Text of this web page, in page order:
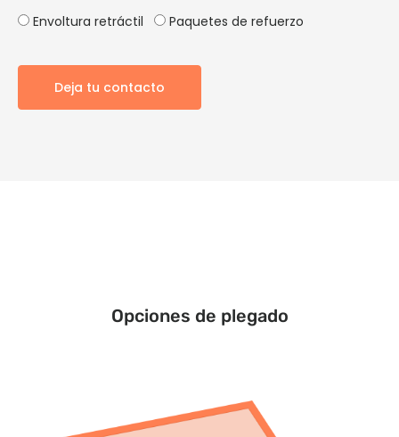
Envoltura retráctil
Paquetes de refuerzo
Deja tu contacto
Opciones de plegado